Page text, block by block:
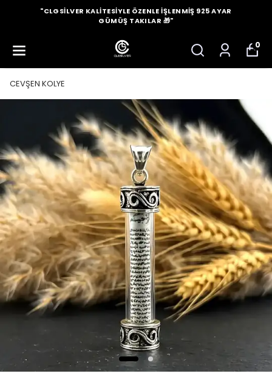
"CLGSILVER KALITESIYLE ÖZENLE İŞLENMIŞ 925 AYAR
GÜMÜŞ TAKILAR 🎁"
0
CEVŞEN KOLYE